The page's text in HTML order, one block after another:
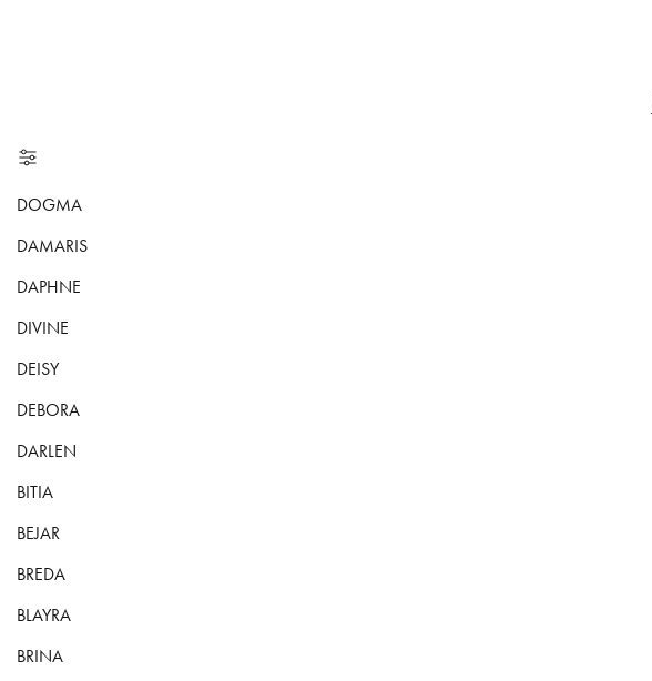
DOGMA
DAMARIS
DAPHNE
DIVINE
DEISY
DEBORA
DARLEN
BITIA
BEJAR
BREDA
BLAYRA
BRINA